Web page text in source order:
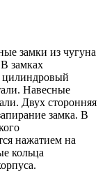
замки из чугуна
замках
цилиндровый
Навесные
Двух сторонняя
замка. В
нажатием на
кольца